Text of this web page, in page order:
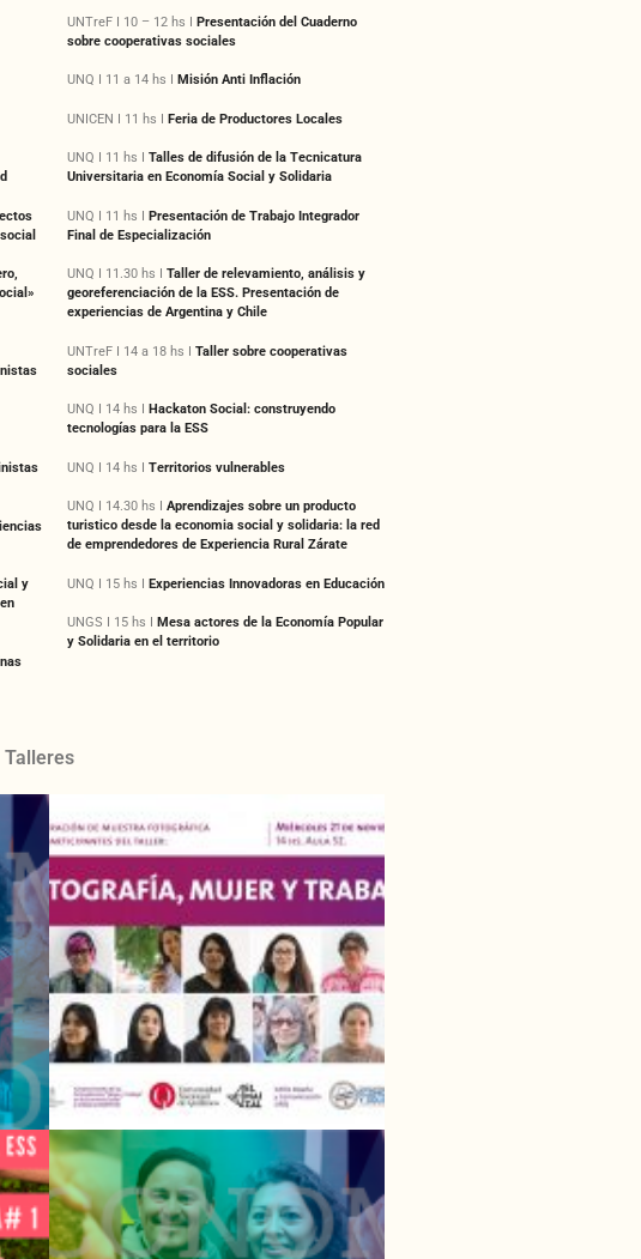
y
UNTreF I 10 – 12 hs I Presentación del Cuaderno
sobre cooperativas sociales
UNQ I 11 a 14 hs I Misión Anti Inflación
UNICEN I 11 hs I Feria de Productores Locales
UNQ I 11 hs I Talles de difusión de la Tecnicatura
Universitaria en Economía Social y Solidaria
UNQ I 11 hs I Presentación de Trabajo Integrador
Final de Especialización
UNQ I 11.30 hs I Taller de relevamiento, análisis y
georeferenciación de la ESS. Presentación de
experiencias de Argentina y Chile
UNTreF I 14 a 18 hs I Taller sobre cooperativas
sociales
UNQ I 14 hs I Hackaton Social: construyendo
tecnologías para la ESS
UNQ I 14 hs I Territorios vulnerables
UNQ I 14.30 hs I Aprendizajes sobre un producto
turistico desde la economia social y solidaria: la red
de emprendedores de Experiencia Rural Zárate
UNQ I 15 hs I Experiencias Innovadoras en Educación
UNGS I 15 hs I Mesa actores de la Economía Popular
y Solidaria en el territorio​
Talleres